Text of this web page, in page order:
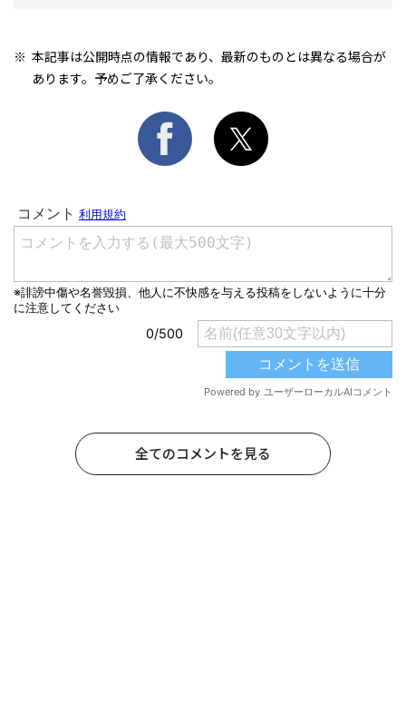
本記事は公開時点の情報であり、最新のものとは異なる場合が
あります。予めご了承ください。
全てのコメントを見る